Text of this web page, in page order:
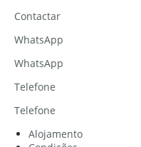
Contactar
WhatsApp
WhatsApp
Telefone
Telefone
Alojamento